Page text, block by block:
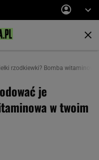
rzodkiewki? Bomba
je
w twoim